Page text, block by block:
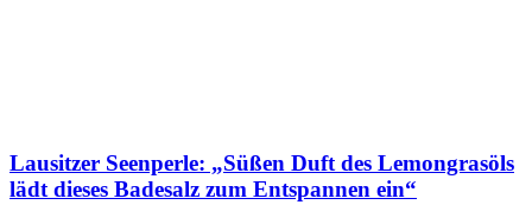
Lausitzer Seenperle: „Süßen Duft des Lemongrasöls
lädt dieses Badesalz zum Entspannen ein“